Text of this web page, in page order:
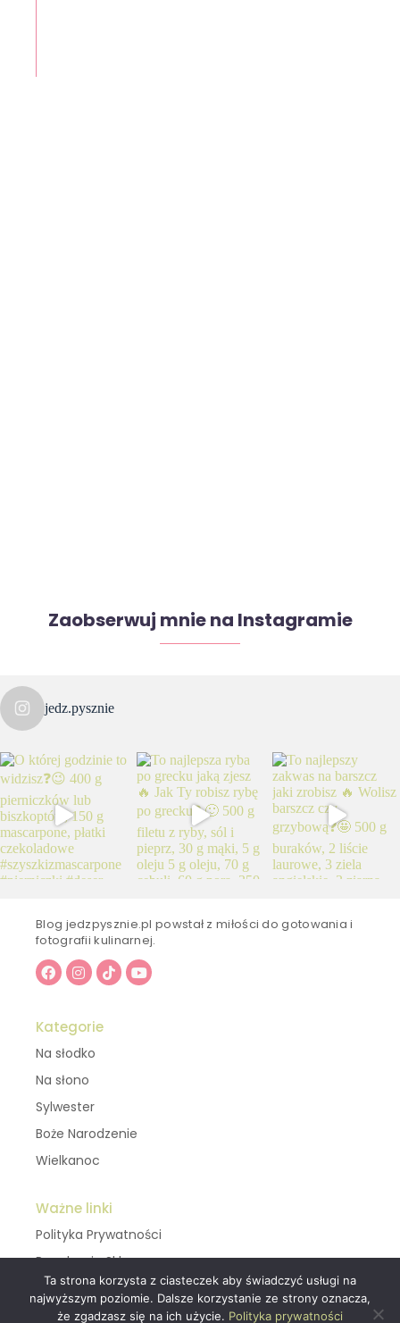
Zaobserwuj mnie na Instagramie
jedz.pysznie
Blog jedzpysznie.pl powstał z miłości do gotowania i
fotografii kulinarnej.
Kategorie
Na słodko
Na słono
Sylwester
Boże Narodzenie
Wielkanoc
Ważne linki
Polityka Prywatności
Regulamin Sklepu
Kontakt
Ta strona korzysta z ciasteczek aby świadczyć usługi na
najwyższym poziomie. Dalsze korzystanie ze strony oznacza,
że zgadzasz się na ich użycie. Polityka prywatności